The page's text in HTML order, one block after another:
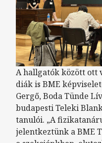
A hallgatók között ott
diák is BME
Gergő, Boda Tünde
budapesti Teleki
tanulói. „A
jelentkeztünk a BME